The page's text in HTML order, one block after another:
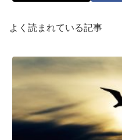
よく読まれている記事